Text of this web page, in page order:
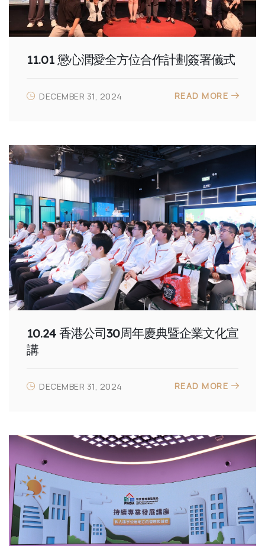
11.01 懲心潤愛全方位合作計劃簽署儀式
DECEMBER 31, 2024 READ MORE
10.24 香港公司30周年慶典暨企業文化宣
講
DECEMBER 31, 2024 READ MORE